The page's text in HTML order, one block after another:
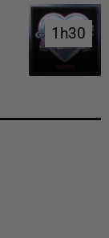
1h30
1h30